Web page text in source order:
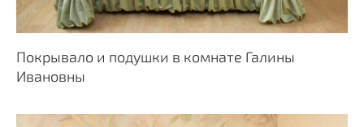
Покрывало и подушки в комнате Галины
Ивановны